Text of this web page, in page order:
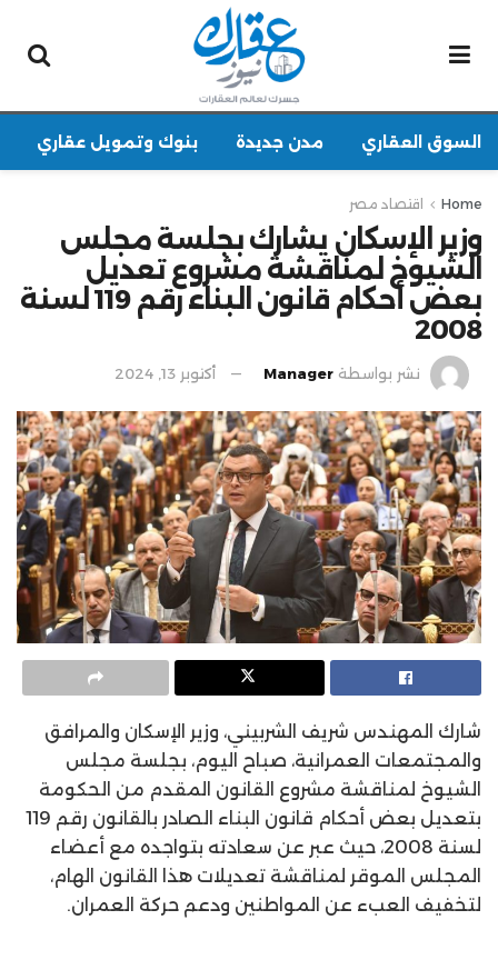
السوق العقاري مدن جديدة بنوك وتمويل عقاري
Home اقتصاد مصر
وزير الإسكان يشارك بجلسة مجلس
الشيوخ لمناقشة مشروع تعديل
بعض أحكام قانون البناء رقم 119 لسنة
2008
نشر بواسطة Manager أكتوبر 13, 2024
شارك المهندس شريف الشربيني، وزير الإسكان والمرافق
والمجتمعات العمرانية، صباح اليوم، بجلسة مجلس
الشيوخ لمناقشة مشروع القانون المقدم من الحكومة
بتعديل بعض أحكام قانون البناء الصادر بالقانون رقم 119
لسنة 2008، حيث عبر عن سعادته بتواجده مع أعضاء
المجلس الموقر لمناقشة تعديلات هذا القانون الهام،
لتخفيف العبء عن المواطنين ودعم حركة العمران.